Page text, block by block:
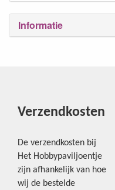
Informatie
Verzendkosten
De verzendkosten bij
Het Hobbypaviljoentje
zijn afhankelijk van hoe
wij de bestelde